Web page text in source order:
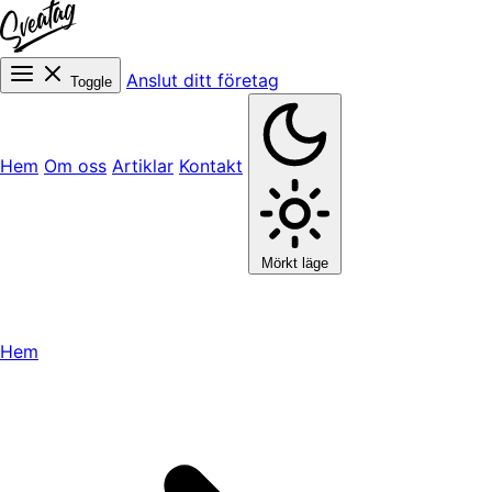
Toggle Anslut ditt företag
Hem Om oss Artiklar Kontakt
Mörkt läge
Hem